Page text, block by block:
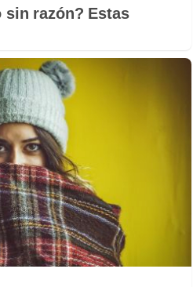
sin razón? Estas